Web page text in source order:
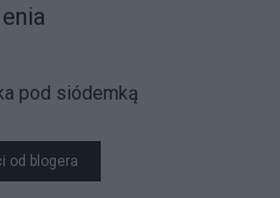
pod siódemką
od blogera